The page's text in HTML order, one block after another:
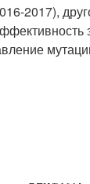
2017),